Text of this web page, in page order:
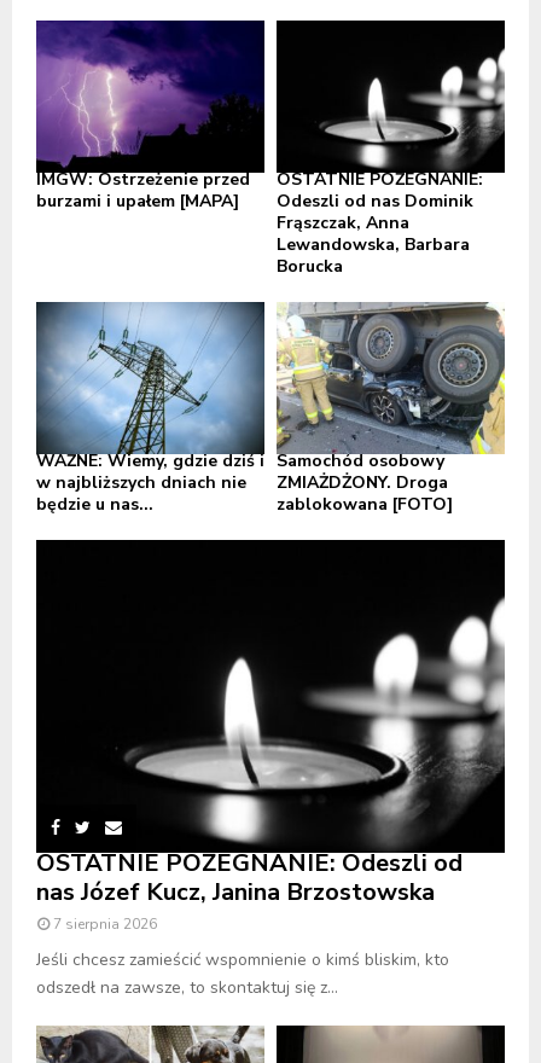
IMGW: Ostrzeżenie przed
burzami i upałem [MAPA]
OSTATNIE POŻEGNANIE:
Odeszli od nas Dominik
Frąszczak, Anna
Lewandowska, Barbara
Borucka
WAŻNE: Wiemy, gdzie dziś i
w najbliższych dniach nie
będzie u nas...
Samochód osobowy
ZMIAŻDŻONY. Droga
zablokowana [FOTO]
OSTATNIE POŻEGNANIE: Odeszli od
nas Józef Kucz, Janina Brzostowska
7 sierpnia 2026
Jeśli chcesz zamieścić wspomnienie o kimś bliskim, kto
odszedł na zawsze, to skontaktuj się z...